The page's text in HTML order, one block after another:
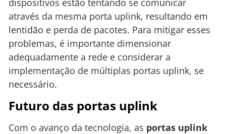
dispositivos estão tentando se comunicar
através da mesma porta uplink, resultando em
lentidão e perda de pacotes. Para mitigar esses
problemas, é importante dimensionar
adequadamente a rede e considerar a
implementação de múltiplas portas uplink, se
necessário.
Futuro das portas uplink
Com o avanço da tecnologia, as portas uplink